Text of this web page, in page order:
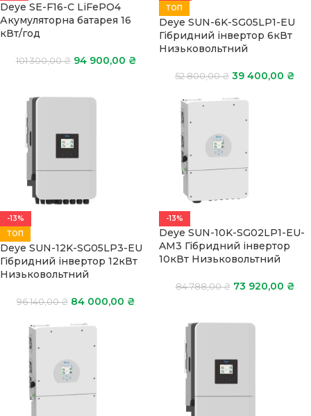
Deye SE-F16-C LiFePO4
Акумуляторна батарея 16
кВт/год
101 300,00₴ 94 900,00 ₴
ТОП
Deye SUN-6K-SG05LP1-EU
Гібридний інвертор 6кВт
Низьковольтний
52 800,00₴ 39 400,00 ₴
-13%
ТОП
Deye SUN-12K-SG05LP3-EU
Гібридний інвертор 12кВт
Низьковольтний
96 140,00₴ 84 000,00 ₴
-13%
Deye SUN-10K-SG02LP1-EU-
AM3 Гібридний інвертор
10кВт Низьковольтний
84 788,00₴ 73 920,00 ₴